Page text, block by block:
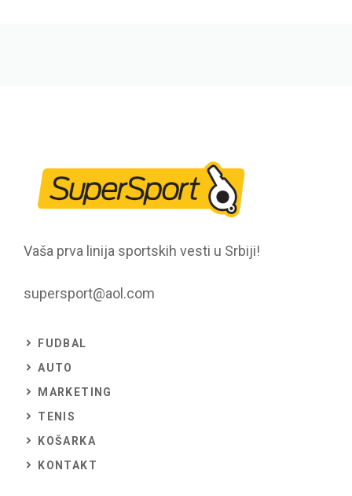
Vaša prva linija sportskih vesti u Srbiji!
supersport@aol.com
FUDBAL
AUTO
MARKETING
TENIS
KOŠARKA
KONTAKT